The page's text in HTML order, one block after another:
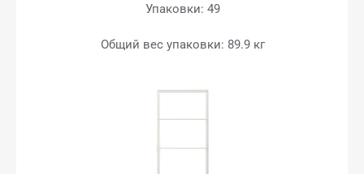
Упаковки: 49
Общий вес упаковки: 89.9 кг